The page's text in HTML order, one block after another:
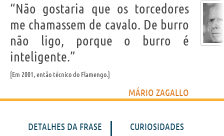
“Não gostaria que os torcedores
me chamassem de cavalo. De burro
não ligo, porque o burro é
inteligente.”
Em 2001, então técnico do Flamengo.
MÁRIO ZAGALLO
DETALHES DA FRASE CURIOSIDADES